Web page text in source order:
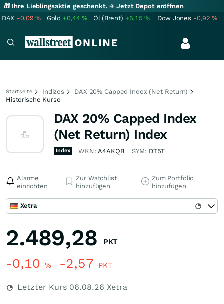
🎁 Ihre Lieblingsaktie geschenkt.→ Jetzt Depot eröffnen
DAX -0,09% Gold +0,44% Öl (Brent) +5,15% Dow Jones -0,92%
Startseite Indizes
DAX 20% Capped Index (Net Return)
Historische Kurse
DAX 20% Capped Index
(Net Return) Index
Index WKN:A4AKQB SYM: DT5T
Alarme
einrichten
Zur Watchlist
hinzufügen
Zum Portfolio
hinzufügen
Xetra
2.489,28 PKT
-0,10 % -2,57 PKT
Letzter Kurs 06.08.26 Xetra